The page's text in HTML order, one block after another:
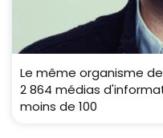
Le même organisme
2 864 médias
moins de 100